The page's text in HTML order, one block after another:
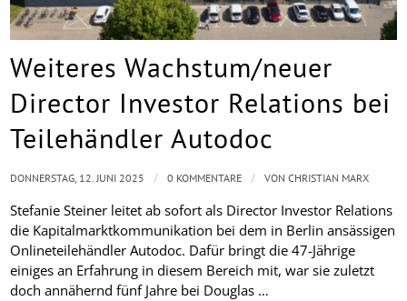
Weiteres Wachstum/neuer
Director Investor Relations bei
Teilehändler Autodoc
Stefanie Steiner leitet ab sofort als Director Investor Relations
die Kapitalmarktkommunikation bei dem in Berlin ansässigen
Onlineteilehändler Autodoc. Dafür bringt die 47-Jährige
einiges an Erfahrung in diesem Bereich mit, war sie zuletzt
doch annähernd fünf Jahre bei Douglas …
DONNERSTAG, 12. JUNI 2025 / 0 KOMMENTARE / VONCHRISTIAN MARX